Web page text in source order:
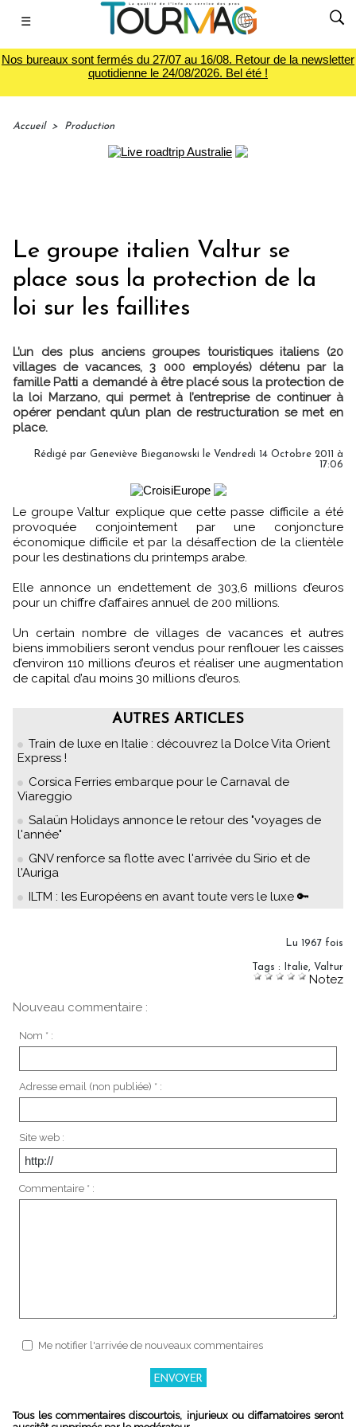
☰
Nos bureaux sont fermés du 27/07 au 16/08. Retour de la newsletter
quotidienne le 24/08/2026. Bel été !
Accueil > Production
Le groupe italien Valtur se
place sous la protection de la
loi sur les faillites
L’un des plus anciens groupes touristiques italiens (20
villages de vacances, 3 000 employés) détenu par la
famille Patti a demandé à être placé sous la protection de
la loi Marzano, qui permet à l’entreprise de continuer à
opérer pendant qu’un plan de restructuration se met en
place.
Rédigé par Geneviève Bieganowski le Vendredi 14 Octobre 2011 à
17:06
Le groupe Valtur explique que cette passe difficile a été
provoquée conjointement par une conjoncture
économique difficile et par la désaffection de la clientèle
pour les destinations du printemps arabe.
Elle annonce un endettement de 303,6 millions d’euros
pour un chiffre d’affaires annuel de 200 millions.
Un certain nombre de villages de vacances et autres
biens immobiliers seront vendus pour renflouer les caisses
d’environ 110 millions d’euros et réaliser une augmentation
de capital d’au moins 30 millions d’euros.
AUTRES ARTICLES
Train de luxe en Italie : découvrez la Dolce Vita Orient
Express !
Corsica Ferries embarque pour le Carnaval de
Viareggio
Salaün Holidays annonce le retour des "voyages de
l'année"
GNV renforce sa flotte avec l'arrivée du Sirio et de
l'Auriga
ILTM : les Européens en avant toute vers le luxe 🔑
Lu 1967 fois
Tags : Italie, Valtur
Notez
Nouveau commentaire :
Nom * :
Adresse email (non publiée) * :
Site web :
Commentaire * :
Me notifier l'arrivée de nouveaux commentaires
Tous les commentaires discourtois, injurieux ou diffamatoires seront